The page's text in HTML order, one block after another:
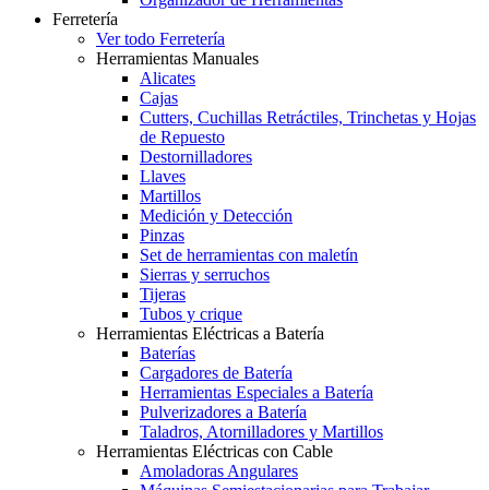
Ferretería
Ver todo Ferretería
Herramientas Manuales
Alicates
Cajas
Cutters, Cuchillas Retráctiles, Trinchetas y Hojas
de Repuesto
Destornilladores
Llaves
Martillos
Medición y Detección
Pinzas
Set de herramientas con maletín
Sierras y serruchos
Tijeras
Tubos y crique
Herramientas Eléctricas a Batería
Baterías
Cargadores de Batería
Herramientas Especiales a Batería
Pulverizadores a Batería
Taladros, Atornilladores y Martillos
Herramientas Eléctricas con Cable
Amoladoras Angulares